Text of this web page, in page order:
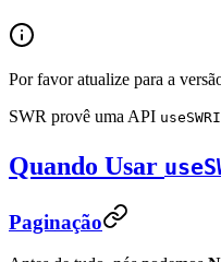
Por favor atualize para a
SWR provê uma API
Quando Usar
Paginação